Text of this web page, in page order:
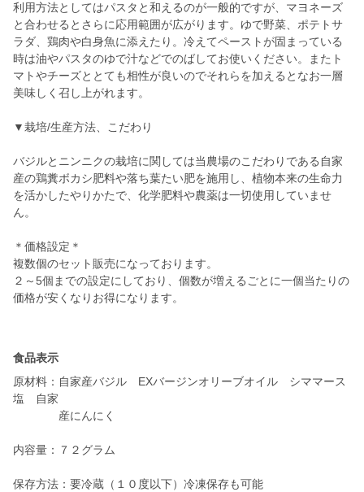
利用方法としてはパスタと和えるのが一般的ですが、マヨネーズ
と合わせるとさらに応用範囲が広がります。ゆで野菜、ポテトサ
ラダ、鶏肉や白身魚に添えたり。冷えてペーストが固まっている
時は油やパスタのゆで汁などでのばしてお使いください。またト
マトやチーズととても相性が良いのでそれらを加えるとなお一層
美味しく召し上がれます。
▼栽培/生産方法、こだわり
バジルとニンニクの栽培に関しては当農場のこだわりである自家
産の鶏糞ボカシ肥料や落ち葉たい肥を施用し、植物本来の生命力
を活かしたやりかたで、化学肥料や農薬は一切使用していませ
ん。
＊価格設定＊
複数個のセット販売になっております。
２～5個までの設定にしており、個数が増えるごとに一個当たりの
価格が安くなりお得になります。
食品表示
原材料：自家産バジル EXバージンオリーブオイル シママース
塩 自家
産にんにく
内容量：７２グラム
保存方法：要冷蔵（１０度以下）冷凍保存も可能